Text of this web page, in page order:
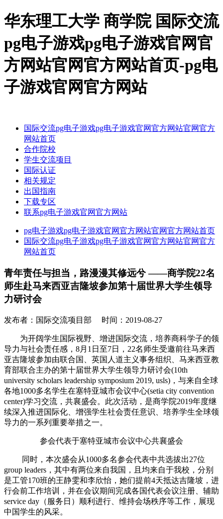
华东理工大学 商学院 国际交流
pg电子游戏pg电子游戏官网官
方网站官网官方网站首页-pg电
子游戏官网官方网站
国际交流pg电子游戏pg电子游戏官网官方网站官网官方
网站首页
合作院校
学生交流项目
国际认证
相关规定
出国指南
下载专区
联系pg电子游戏官网官方网站
pg电子游戏pg电子游戏官网官方网站官网官方网站首页
国际交流pg电子游戏pg电子游戏官网官方网站官网官方
网站首页
青年责任与担当，路漫漫其修远兮 ——商学院22名
师生赴马来西亚吉隆坡参加第十届世界大学生领导
力研讨会
发布者：国际交流项目部 时间：2019-08-27
为开阔学生国际视野、增进国际交流，培养商科学子的领
导力与社会责任感，8月1日至7日，22名师生受邀前往马来西
亚吉隆坡参加由联合国、英国人道主义事务组织、马来西亚教
育部联合主办的第十届世界大学生领导力研讨会(10th
university scholars leadership symposium 2019, usls)，与来自全球
各地1000多名学生在塞特亚城市会议中心(setia city convention
center)学习交流，共襄盛会。此次活动，是商学院2019年度继
续深入推进国际化、增强学生社会责任意识、培养学生全球领
导力的一系列重要举措之一。
参会代表于塞特亚城市会议中心共襄盛会
同时，本次盛会从1000多名参会代表中共选拔出27位
group leaders，其中有两位来自我国，且均来自于我校，分别
是工管170班的王静雯和李欣怡，她们提前4天抵达吉隆坡，进
行会前工作培训，并在会议期间完成各国代表会议注册、辅助
service day（服务日）顺利进行、维持会场秩序等工作，展现
中国学生的风采。